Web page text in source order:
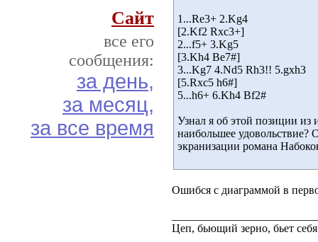
Сайт
все его
сообщения:
за день,
за месяц,
за все время
1...Re3+ 2.Kg4
[2.Kf2 Rxc3+]
2...f5+ 3.Kg5
[3.Kh4 Be7#]
3...Kg7 4.Nd5 Rh3!! 5.gxh3
[5.Rxc5 h6#]
5...h6+ 6.Kh4 Bf2#
Узнал я об этой позиции
наибольшее
экранизации романа
Ошибся с диаграммой в
Цеп, бьющий зерно, бьет